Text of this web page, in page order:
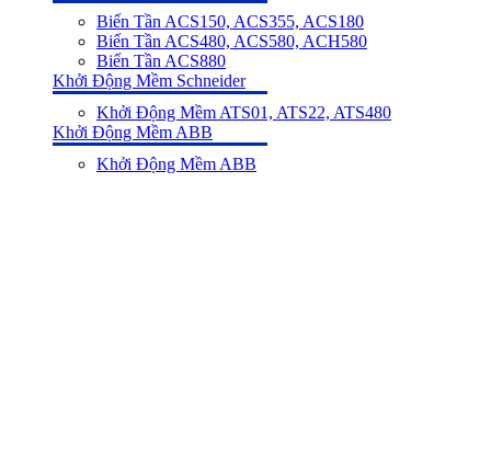
Biến Tần ACS150, ACS355, ACS180
Biến Tần ACS480, ACS580, ACH580
Biến Tần ACS880
Khởi Động Mềm Schneider
Khởi Động Mềm ATS01, ATS22, ATS480
Khởi Động Mềm ABB
Khởi Động Mềm ABB